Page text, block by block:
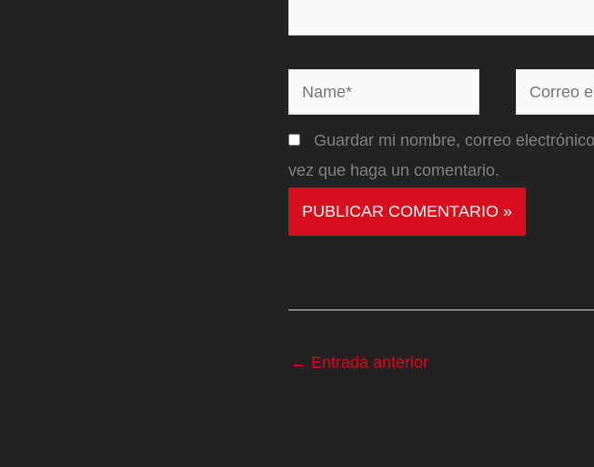
Name*
Correo
Guardar mi nombre, correo
vez que haga un comentario.
← Entrada anterior